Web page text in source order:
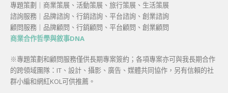
專題策劃｜商業策展、活動策展、旅行策展、生活策展
諮詢服務｜品牌諮詢、行銷諮詢、平台諮詢、創業諮詢
顧問服務｜品牌顧問、行銷顧問、平台顧問、創業顧問
商業合作哲學與敘事DNA
※專題策劃和顧問服務僅供長期專案簽約；各項專案亦可與我長期合作
的跨領域團隊：IT、設計、攝影、廣告、媒體共同協作，另有信賴的社
群小編和網紅KOL可供推薦。